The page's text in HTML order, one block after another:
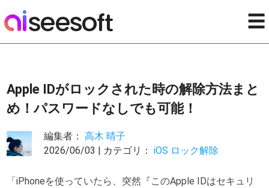
☰
Apple IDがロックされた時の解除方法まと
め！パスワードなしでも可能！
編集者：高木 晴子
2026/06/03 | カテゴリ：iOS ロック解除
「iPhoneを使っていたら、突然『このApple IDはセキュリ